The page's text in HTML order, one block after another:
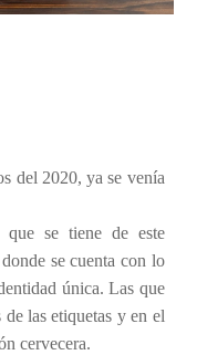
del 2020, ya se venía
que se tiene de este
se cuenta con lo
única. Las que
las etiquetas y en el
cervecera.